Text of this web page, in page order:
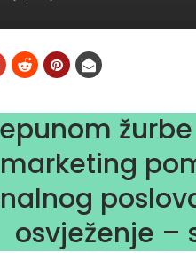
osvježenje –